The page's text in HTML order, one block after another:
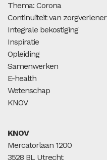
Thema: Corona
Continuïteit van zorgverlener
Integrale bekostiging
Inspiratie
Opleiding
Samenwerken
E-health
Wetenschap
KNOV
KNOV
Mercatorlaan 1200
3528 BL Utrecht